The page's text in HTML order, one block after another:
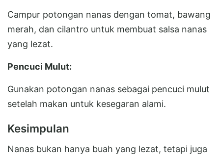
Campur potongan nanas dengan tomat, bawang
merah, dan cilantro untuk membuat salsa nanas
yang lezat.
Pencuci Mulut:
Gunakan potongan nanas sebagai pencuci mulut
setelah makan untuk kesegaran alami.
Kesimpulan
Nanas bukan hanya buah yang lezat, tetapi juga